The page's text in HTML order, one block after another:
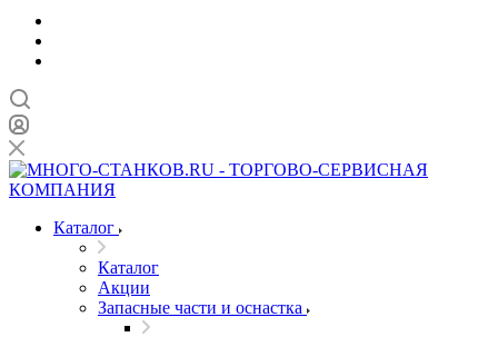
Каталог
Каталог
Акции
Запасные части и оснастка